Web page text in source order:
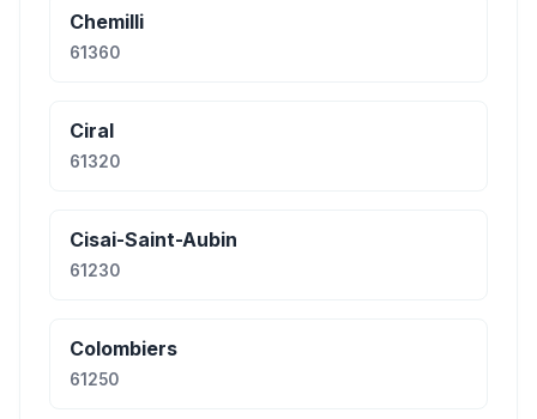
Chemilli
61360
Ciral
61320
Cisai-Saint-Aubin
61230
Colombiers
61250